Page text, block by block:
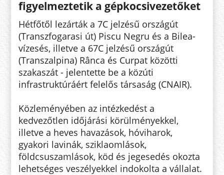
figyelmeztetik a gépkocsivezetőket
Hétfőtől lezárták a 7C jelzésű országút
(Transzfogarasi út) Piscu Negru és a Bilea-
vízesés, illetve a 67C jelzésű országút
(Transzalpina) Rânca és Curpat közötti
szakaszát - jelentette be a közúti
infrastruktúráért felelős társaság (CNAIR).
Közleményében az intézkedést a
kedvezőtlen időjárási körülményekkel,
illetve a heves havazások, hóviharok,
gyakori lavinák, sziklaomlások,
földcsuszamlások, köd és jegesedés okozta
lehetséges veszélyekkel indokolta a vállalat.